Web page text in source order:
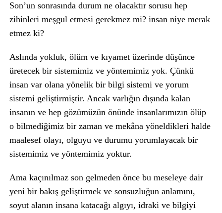
Son’un sonrasında durum ne olacaktır sorusu hep
zihinleri meşgul etmesi gerekmez mi? insan niye merak
etmez ki?
Aslında yokluk, ölüm ve kıyamet üzerinde düşünce
üretecek bir sistemimiz ve yöntemimiz yok. Çünkü
insan var olana yönelik bir bilgi sistemi ve yorum
sistemi geliştirmiştir. Ancak varlığın dışında kalan
insanın ve hep gözümüzün önünde insanlarımızın ölüp
o bilmediğimiz bir zaman ve mekâna yöneldikleri halde
maalesef olayı, olguyu ve durumu yorumlayacak bir
sistemimiz ve yöntemimiz yoktur.
Ama kaçınılmaz son gelmeden önce bu meseleye dair
yeni bir bakış geliştirmek ve sonsuzluğun anlamını,
soyut alanın insana katacağı algıyı, idraki ve bilgiyi